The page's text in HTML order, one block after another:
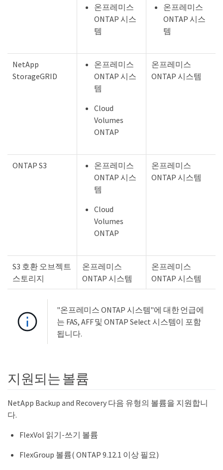
온프레미스
ONTAP 시스
템
온프레미스
ONTAP 시스
템
NetApp
StorageGRID
온프레미스
ONTAP 시스
템
Cloud
Volumes
ONTAP
온프레미스
ONTAP 시스템
ONTAP S3
온프레미스
ONTAP 시스
템
Cloud
Volumes
ONTAP
온프레미스
ONTAP 시스템
S3 호환 오브젝트
스토리지
온프레미스
ONTAP 시스템
온프레미스
ONTAP 시스템
"온프레미스 ONTAP 시스템"에 대한 언급에
는 FAS, AFF 및 ONTAP Select 시스템이 포함
됩니다.
지원되는 볼륨
NetApp Backup and Recovery 다음 유형의 볼륨을 지원합니
다.
FlexVol 읽기-쓰기 볼륨
FlexGroup 볼륨( ONTAP 9.12.1 이상 필요)